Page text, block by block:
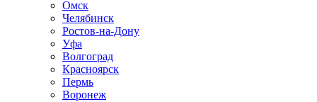
Омск
Челябинск
Ростов-на-Дону
Уфа
Волгоград
Красноярск
Пермь
Воронеж